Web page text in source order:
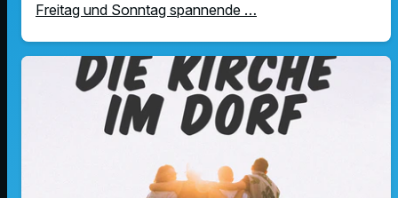
Freitag und Sonntag spannende …